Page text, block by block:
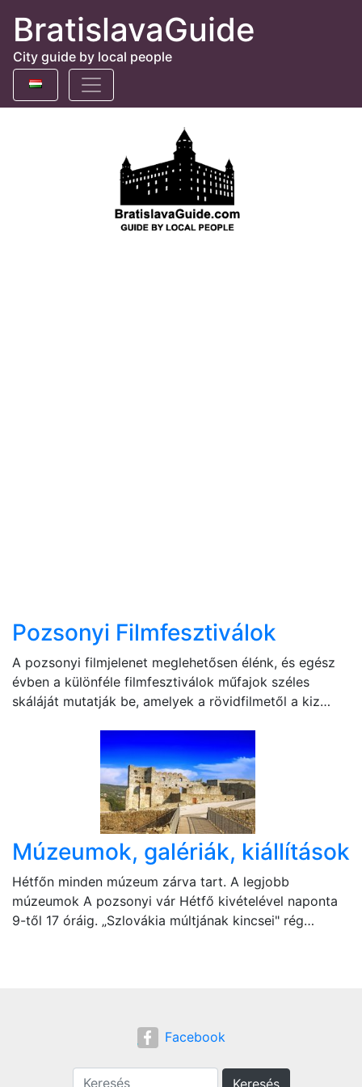
BratislavaGuide
City guide by local people
Pozsonyi Filmfesztiválok
A pozsonyi filmjelenet meglehetősen élénk, és egész
évben a különféle filmfesztiválok műfajok széles
skáláját mutatják be, amelyek a rövidfilmetől a kiz…
Múzeumok, galériák, kiállítások
Hétfőn minden múzeum zárva tart. A legjobb
múzeumok A pozsonyi vár Hétfő kivételével naponta
9-től 17 óráig. „Szlovákia múltjának kincsei" rég…
Facebook